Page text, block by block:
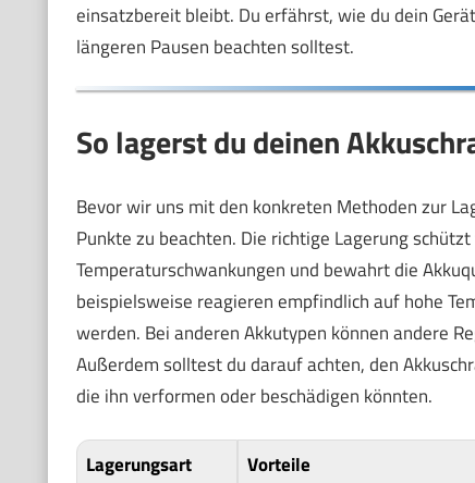
einsatzbereit bleibt. Du erfährst, wie du dein
längeren Pausen beachten solltest.
So lagerst du deinen
Bevor wir uns mit den konkreten Methoden zur
Punkte zu beachten. Die richtige Lagerung
Temperaturschwankungen und bewahrt die
beispielsweise reagieren empfindlich auf hohe
werden. Bei anderen Akkutypen können andere
Außerdem solltest du darauf achten, den
die ihn verformen oder beschädigen könnten.
Lagerungsart Vorteile